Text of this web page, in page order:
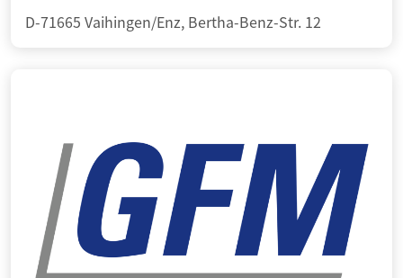
D-71665 Vaihingen/Enz, Bertha-Benz-Str. 12